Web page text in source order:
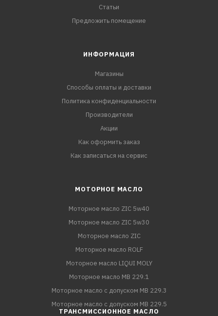
Статьи
Предложить помещение
ИНФОРМАЦИЯ
Магазины
Способы оплаты и доставки
Политика конфиденциальности
Производители
Акции
Как оформить заказ
Как записаться на сервис
МОТОРНОЕ МАСЛО
Моторное масло ZIC 5w40
Моторное масло ZIC 5w30
Моторное масло ZIC
Моторное масло ROLF
Моторное масло LIQUI MOLY
Моторное масло MB 229.1
Моторное масло с допуском MB 229.3
Моторное масло с допуском MB 229.5
ТРАНСМИССИОННОЕ МАСЛО